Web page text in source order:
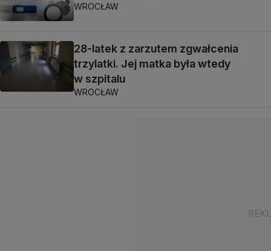
WROCŁAW
28-latek z zarzutem zgwałcenia
trzylatki. Jej matka była wtedy
w szpitalu
WROCŁAW